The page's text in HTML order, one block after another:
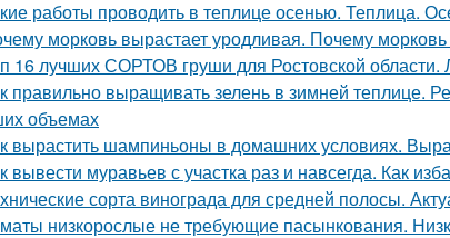
работы проводить в теплице осенью. Теплица.
морковь вырастает уродливая. Почему
16 лучших СОРТОВ груши для Ростовской
правильно выращивать зелень в зимней теплице.
объемах
вырастить шампиньоны в домашних условиях.
вывести муравьев с участка раз и навсегда. Как
сорта винограда для средней полосы.
низкорослые не требующие пасынкования.